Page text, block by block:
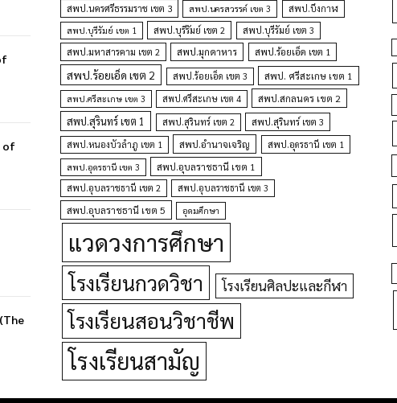
of
สพป.นครศรีธรรมราช เขต 3 สพป.นครสวรรค์ เขต 3
สพป.บึงกาฬ
สพป.บุรีรัมย์ เขต 1
สพป.บุรีรัมย์ เขต 2
สพป.บุรีรัมย์ เขต 3
สพป.มหาสารคาม เขต 2
สพป.มุกดาหาร สพป.ร้อยเอ็ด เขต 1
สพป.ร้อยเอ็ด เขต 2 สพป.ร้อยเอ็ด เขต 3 สพป. ศรีสะเกษ เขต 1
สพป.ศรีสะเกษ เขต 3 สพป.ศรีสะเกษ เขต 4 สพป.สกลนคร เขต 2
สพป.สุรินทร์ เขต 1 สพป.สุรินทร์ เขต 2
สพป.สุรินทร์ เขต 3
สพป.หนองบัวลำภู เขต 1
สพป.อำนาจเจริญ
สพป.อุดรธานี เขต 1
สพป.อุดรธานี เขต 3
สพป.อุบลราชธานี เขต 1
สพป.อุบลราชธานี เขต 2 สพป.อุบลราชธานี เขต 3
สพป.อุบลราชธานี เขต 5 อุดมศึกษา
แวดวงการศึกษา
โรงเรียนกวดวิชา โรงเรียนศิลปะและกีฬา
โรงเรียนสอนวิชาชีพ
โรงเรียนสามัญ